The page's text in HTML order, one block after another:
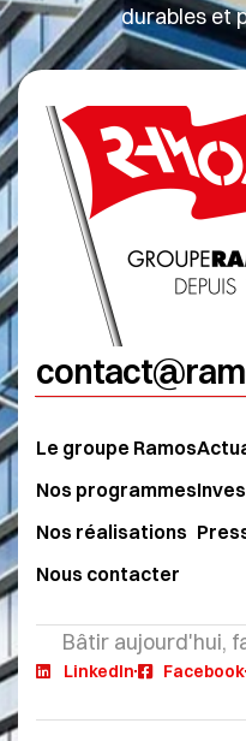
durables et
Le groupe Ramos
Nos programmes
Nos réalisations
Nous contacter
Bâtir aujourd'hui,
LinkedIn Facebook